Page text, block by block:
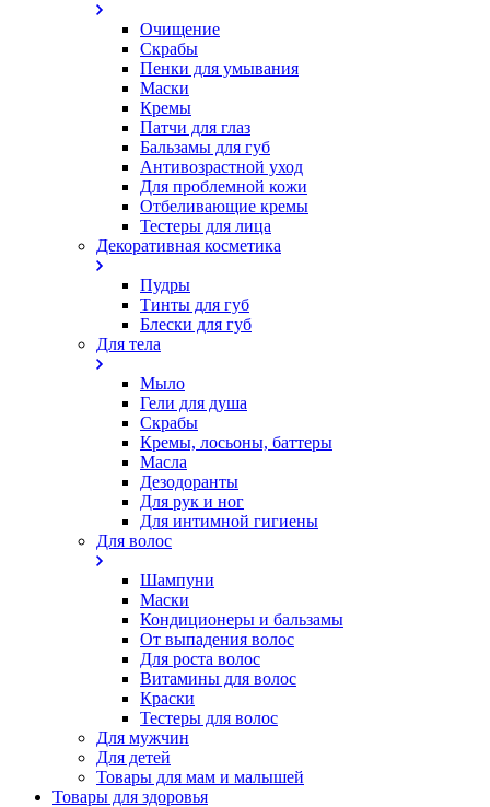
Очищение
Скрабы
Пенки для умывания
Маски
Кремы
Патчи для глаз
Бальзамы для губ
Антивозрастной уход
Для проблемной кожи
Oтбеливающие кремы
Тестеры для лица
Декоративная косметика
Пудры
Тинты для губ
Блески для губ
Для тела
Мыло
Гели для душа
Скрабы
Кремы, лосьоны, баттеры
Масла
Дезодоранты
Для рук и ног
Для интимной гигиены
Для волос
Шампуни
Маски
Кондиционеры и бальзамы
От выпадения волос
Для роста волос
Витамины для волос
Краски
Тестеры для волос
Для мужчин
Для детей
Товары для мам и малышей
Товары для здоровья